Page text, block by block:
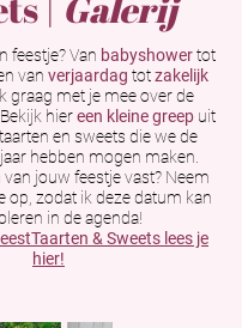
feestje? Van babyshowertot
van verjaardag totzakelijk
graag met je mee over de
hiereen kleine greep uit
en sweets die we de
hebben mogen maken.
jouw feestje vast? Neem
op, zodat ik deze datum kan
in de agenda!
& Sweets lees je
hier!